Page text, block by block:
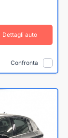
Dettagli auto
Confronta